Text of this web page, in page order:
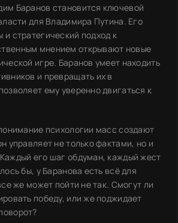
Баранов становится ключевой
для Владимира Путина. Его
и стратегический подход к
мнением открывают новые
игре. Баранов умеет находить
и превращать их в
ему уверенно двигаться к
психологии масс создают
управляет не только фактами, но и
его шаг обдуман, каждый жест
бы, у Баранова есть всё для
же может пойти не так. Смогут ли
победу, или же поджидает